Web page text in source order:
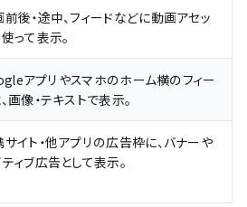
後・途中、フィードなどに動画アセッ
って表示。
アプリやスマホのホーム横のフィー
画像・テキストで表示。
イト・他アプリの広告枠に、バナーや
ィブ広告として表示。